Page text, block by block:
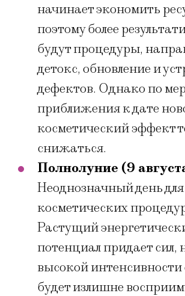
начинает экономить
поэтому более
будут процедуры,
детокс, обновление и
дефектов. Однако по
приближения к дате
косметический эффект
снижаться.
Полнолуние (9
Неоднозначный день для
косметических
Растущий
потенциал придает сил,
высокой
будет излишне